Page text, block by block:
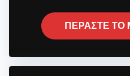
ΠΕΡΑΣΤΕ